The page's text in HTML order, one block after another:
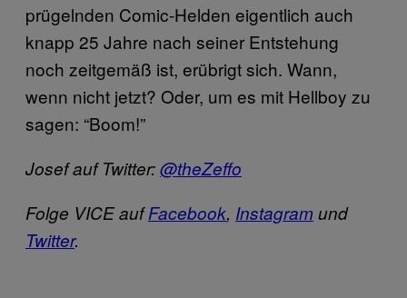
prügelnden Comic-Helden eigentlich auch
knapp 25 Jahre nach seiner Entstehung
noch zeitgemäß ist, erübrigt sich. Wann,
wenn nicht jetzt? Oder, um es mit Hellboy zu
sagen: “Boom!”
Josef auf Twitter:@theZeffo
Folge VICE aufFacebook, Instagramund
Twitter.